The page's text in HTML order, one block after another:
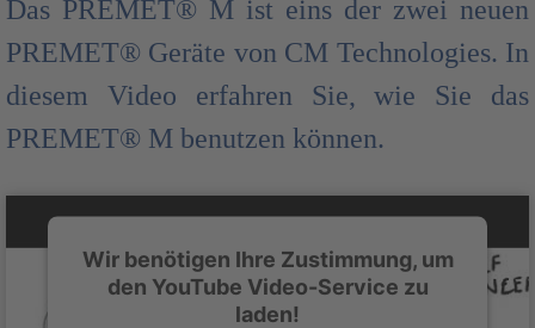
Das PREMET® M ist eins der zwei neuen
PREMET® Geräte von CM Technologies. In
diesem Video erfahren Sie, wie Sie das
PREMET® M benutzen können.
Wir benötigen Ihre Zustimmung, um
den YouTube Video-Service zu
laden!